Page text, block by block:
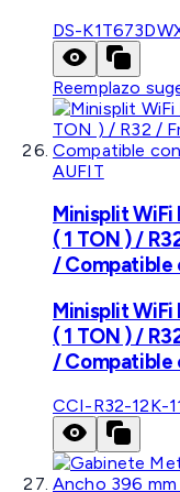
DS-
Reemplazo
AUFIT
Minisplit WiFi
( 1 TON ) /
/ Compatible
Minisplit WiFi
( 1 TON ) /
/ Compatible
CCI-R32-12K-